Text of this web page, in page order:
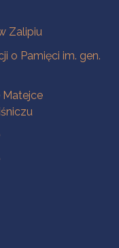
Zalipiu
o Pamięci im. gen.
Matejce